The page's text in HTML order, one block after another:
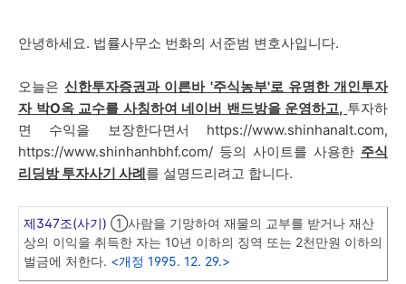
안녕하세요. 법률사무소 번화의 서준범 변호사입니다.
오늘은 신한투자증권과 이른바 '주식농부'로 유명한 개인투자
자 박O옥 교수를 사칭하여 네이버 밴드방을 운영하고, 투자하
면 수익을 보장한다면서
https://www.shinhanalt.com,
https://www.shinhanhbhf.com/ 등의 사이트를 사용한 주식
리딩방 투자사기 사례를 설명드리려고 합니다.
제347조(사기) ①사람을 기망하여 재물의 교부를 받거나 재산
상의 이익을 취득한 자는 10년 이하의 징역 또는 2천만원 이하의
벌금에 처한다. <개정 1995. 12. 29.>